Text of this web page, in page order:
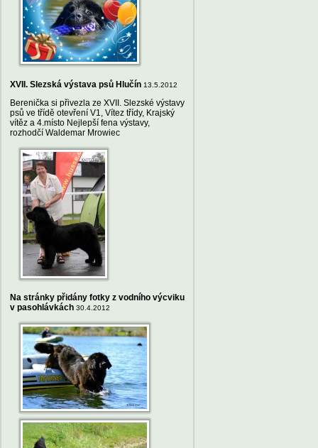
XVII. Slezská výstava psů Hlučín 13.5.2012
Berenička si přivezla ze XVII. Slezské výstavy
psů ve třídě otevření V1, Vítez třídy, Krajský
vítěz a 4.místo Nejlepší fena výstavy,
rozhodčí Waldemar Mrowiec
Na stránky přidány fotky z vodního výcviku
v pasohlávkách 30.4.2012